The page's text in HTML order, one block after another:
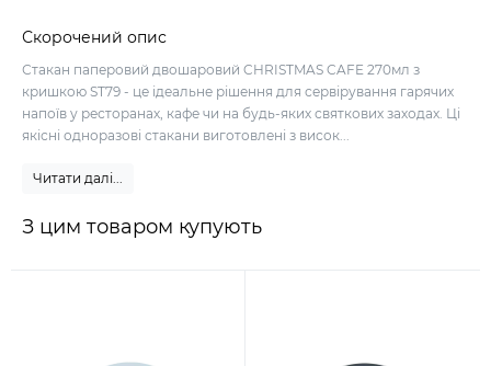
Скорочений опис
Стакан паперовий двошаровий CHRISTMAS CAFE 270мл з
кришкою ST79 - це ідеальне рішення для сервірування гарячих
напоїв у ресторанах, кафе чи на будь-яких святкових заходах. Ці
якісні одноразові стакани виготовлені з висок...
Читати далі...
З цим товаром купують